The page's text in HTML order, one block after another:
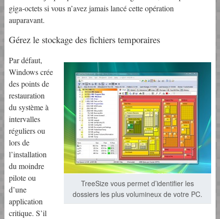
giga-octets si vous n’avez jamais lancé cette opération
auparavant.
Gérez le stockage des fichiers temporaires
TreeSize vous permet d’identifier les
dossiers les plus volumineux de votre PC.
Par défaut,
Windows crée
des points de
restauration
du système à
intervalles
réguliers ou
lors de
l’installation
du moindre
pilote ou
d’une
application
critique. S’il